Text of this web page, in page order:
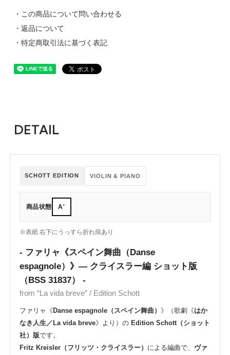
・この商品について問い合わせる
・返品について
・特定商取引法に基づく表記
DETAIL
SCHOTT EDITION VIOLIN & PIANO
商品状態 A'
※表紙 右下にうっすら折れ痕あり
- ファリャ《スペイン舞曲（Danse
espagnole）》― クライスラー編 ショット版
（BSS 31837） -
from “La vida breve” / Edition Schott
ファリャ《 Danse espagnole（スペイン舞曲） 》（歌劇《はか
なき人生／La vida breve》より）の Edition Schott（ショット
社）版です。
Fritz Kreisler（フリッツ・クライスラー） による編曲で、 ヴァ